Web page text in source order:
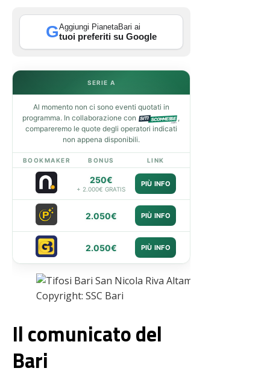
GAggiungi PianetaBari ai
tuoi preferiti su Google
SERIE A
Al momento non ci sono eventi quotati in
programma. In collaborazione con
,
compareremo le quote degli operatori indicati
non appena disponibili.
BOOKMAKER BONUS LINK
250€
+ 2.000€ GRATIS
PIÙ INFO
2.050€ PIÙ INFO
2.050€ PIÙ INFO
Copyright: SSC Bari
Il comunicato del
Bari